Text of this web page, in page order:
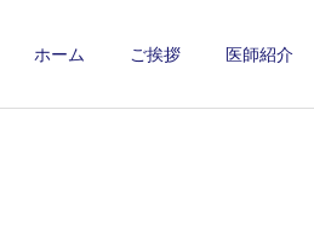
ホーム ご挨拶 医師紹介